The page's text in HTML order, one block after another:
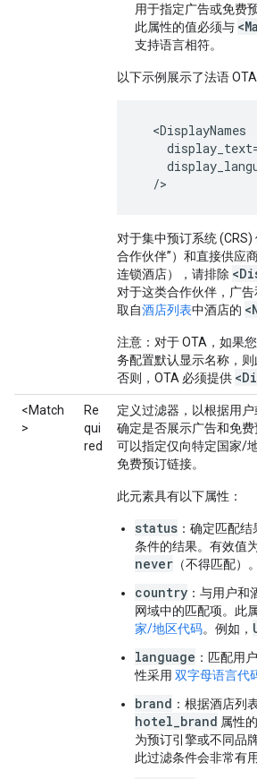
用于指定广告或免费
此属性的值必须与
支持语言相符。
以下示例展示了法语
  <DisplayNames
  />
对于集中预订系统
合作伙伴”）和直接供应
连锁酒店），请排除
对于这类合作伙伴，广
取自酒店列表中酒店的
注意 ：对于 OTA，如果
务配置默认显示名称，则
否则，OTA 必须提供
<Match
>
Re
qui
red
定义过滤器，以根据用
确定是否展示广告和免
可以指定仅向特定国家/
免费预订链接。
此元素具有以下属性：
status ：确定匹配
条件的结果。有效值
never （不得匹配）。
country ：与用户和
网域中的匹配项。此
家/地区代码。例如，
language ：匹配用
性采用 双字母语言代
brand ：根据酒店列
hotel_brand 属性
为预订引擎或不同品
此过滤条件会非常有用